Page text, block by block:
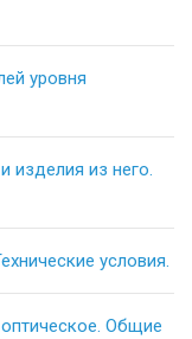
уровня
изделия из него.
условия.
Общие